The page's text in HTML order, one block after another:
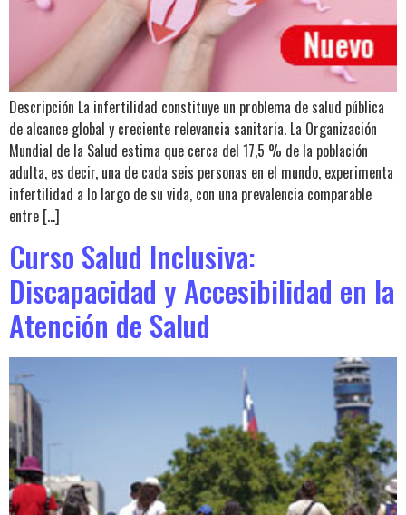
Descripción La infertilidad constituye un problema de salud pública
de alcance global y creciente relevancia sanitaria. La Organización
Mundial de la Salud estima que cerca del 17,5 % de la población
adulta, es decir, una de cada seis personas en el mundo, experimenta
infertilidad a lo largo de su vida, con una prevalencia comparable
entre […]
Curso Salud Inclusiva:
Discapacidad y Accesibilidad en la
Atención de Salud